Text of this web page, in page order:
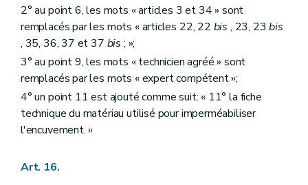
2° au point 6, les mots « articles 3 et 34 » sont
remplacés par les mots « articles 22, 22 bis , 23, 23bis
, 35, 36, 37 et 37 bis ; »;
3° au point 9, les mots « technicien agréé » sont
remplacés par les mots « expert compétent »;
4° un point 11 est ajouté comme suit: « 11° la fiche
technique du matériau utilisé pour imperméabiliser
l'encuvement. »
Art. 16.